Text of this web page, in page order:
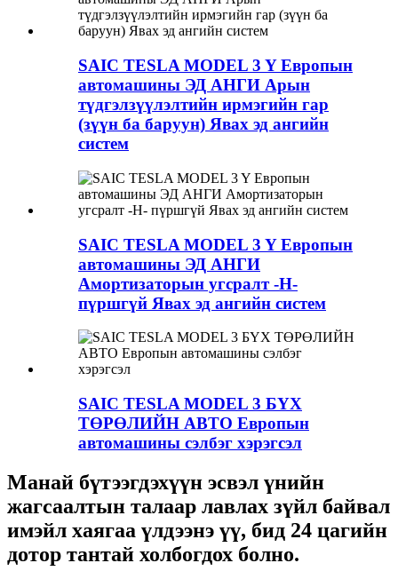
SAIC TESLA MODEL 3 Y Европын
автомашины ЭД АНГИ Арын
түдгэлзүүлэлтийн ирмэгийн гар
(зүүн ба баруун) Явах эд ангийн
систем
SAIC TESLA MODEL 3 Y Европын
автомашины ЭД АНГИ
Амортизаторын угсралт -H-
пүршгүй Явах эд ангийн систем
SAIC TESLA MODEL 3 БҮХ
ТӨРӨЛИЙН АВТО Европын
автомашины сэлбэг хэрэгсэл
Манай бүтээгдэхүүн эсвэл үнийн
жагсаалтын талаар лавлах зүйл байвал
имэйл хаягаа үлдээнэ үү, бид 24 цагийн
дотор тантай холбогдох болно.